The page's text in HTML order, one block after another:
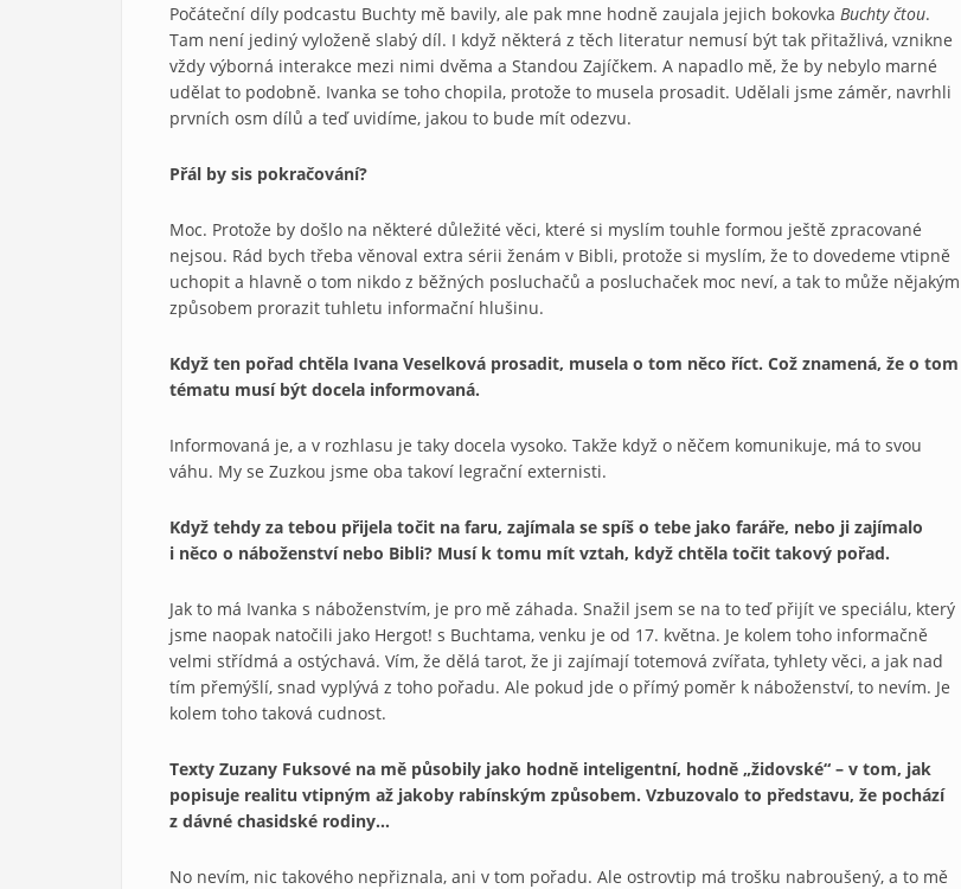
Počáteční díly podcastu Buchty mě bavily, ale pak mne hodně zaujala jejich bokovka Buchty čtou.
Tam není jediný vyloženě slabý díl. I když některá z těch literatur nemusí být tak přitažlivá, vznikne
vždy výborná interakce mezi nimi dvěma a Standou Zajíčkem. A napadlo mě, že by nebylo marné
udělat to podobně. Ivanka se toho chopila, protože to musela prosadit. Udělali jsme záměr, navrhli
prvních osm dílů a teď uvidíme, jakou to bude mít odezvu.
Přál by sis pokračování?
Moc. Protože by došlo na některé důležité věci, které si myslím touhle formou ještě zpracované
nejsou. Rád bych třeba věnoval extra sérii ženám v Bibli, protože si myslím, že to dovedeme vtipně
uchopit a hlavně o tom nikdo z běžných posluchačů a posluchaček moc neví, a tak to může nějakým
způsobem prorazit tuhletu informační hlušinu.
Když ten pořad chtěla Ivana Veselková prosadit, musela o tom něco říct. Což znamená, že o tom
tématu musí být docela informovaná.
Informovaná je, a v rozhlasu je taky docela vysoko. Takže když o něčem komunikuje, má to svou
váhu. My se Zuzkou jsme oba takoví legrační externisti.
Když tehdy za tebou přijela točit na faru, zajímala se spíš o tebe jako faráře, nebo ji zajímalo
i něco o náboženství nebo Bibli? Musí k tomu mít vztah, když chtěla točit takový pořad.
Jak to má Ivanka s náboženstvím, je pro mě záhada. Snažil jsem se na to teď přijít ve speciálu, který
jsme naopak natočili jako Hergot! s Buchtama, venku je od 17. května. Je kolem toho informačně
velmi střídmá a ostýchavá. Vím, že dělá tarot, že ji zajímají totemová zvířata, tyhlety věci, a jak nad
tím přemýšlí, snad vyplývá z toho pořadu. Ale pokud jde o přímý poměr k náboženství, to nevím. Je
kolem toho taková cudnost.
Texty Zuzany Fuksové na mě působily jako hodně inteligentní, hodně „židovské“ – v tom, jak
popisuje realitu vtipným až jakoby rabínským způsobem. Vzbuzovalo to představu, že pochází
z dávné chasidské rodiny…
No nevím, nic takového nepřiznala, ani v tom pořadu. Ale ostrovtip má trošku nabroušený, a to mě